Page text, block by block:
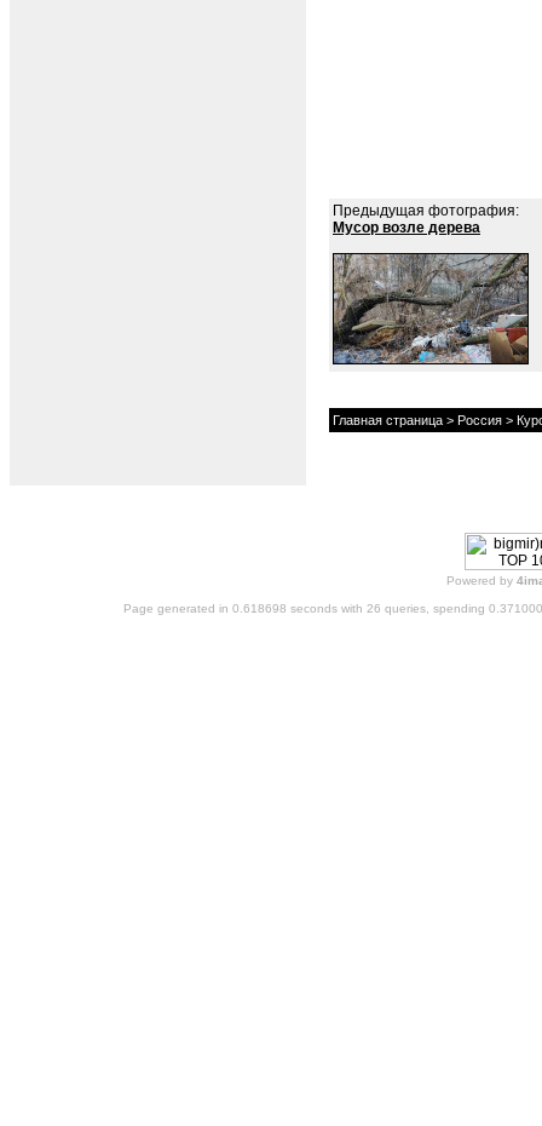
Предыдущая фотография:
Мусор возле дерева
Главная страница > Россия >
Powered by
Page generated in 0.618698 seconds with 26 queries, spending